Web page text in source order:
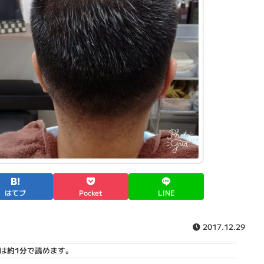
はてブ Pocket LINE
2017.12.29
約1分で読めます。